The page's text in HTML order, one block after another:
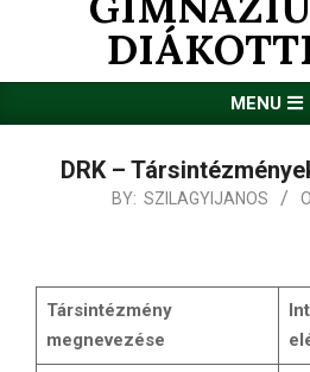
Navigation
MENU
DRK –
BY: SZILAGYIJANOS
Társintézmény
megnevezése